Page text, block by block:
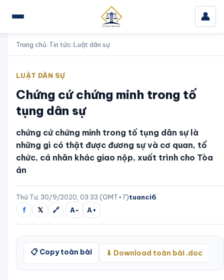
👤
Trang chủ›Tin tức›Luật dân sự
LUẬT DÂN SỰ
Chứng cứ chứng minh trong tố
tụng dân sự
chứng cứ chứng minh trong tố tụng dân sự là
những gì có thật được đương sự và cơ quan, tổ
chức, cá nhân khác giao nộp, xuất trình cho Tòa
án
Thứ Tư, 30/9/2020, 03:33 (GMT+7)tuanci6
f 𝕏 🔗 A− A+
📋 Copy toàn bài ⬇ Download toàn bài .doc